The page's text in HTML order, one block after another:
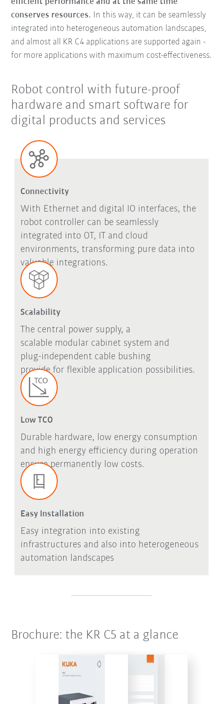
conserves resources. In this way, it can be seamlessly
integrated into heterogeneous automation landscapes,
and almost all KR C4 applications are supported again -
for more applications with maximum cost-effectiveness.
Robot control with future-proof
hardware and smart software for
digital products and services
Connectivity
With Ethernet and digital IO interfaces, the
robot controller can be seamlessly
integrated into OT, IT and cloud
environments, transforming pure data into
valuable integrations.
Scalability
The central power supply, a
scalable modular cabinet system and
plug-independent cable bushing
provide for flexible application possibilities.
Low TCO
Durable hardware, low energy consumption
and high energy efficiency during operation
ensure permanently low costs.
Easy Installation
Easy integration into existing
infrastructures and also into heterogeneous
automation landscapes
Brochure: the KR C5 at a glance